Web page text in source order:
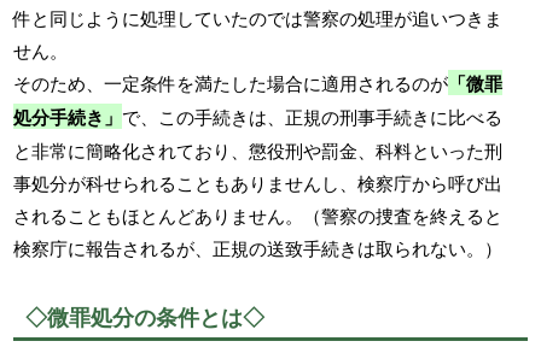
件と同じように処理していたのでは警察の処理が追いつきま
せん。
そのため、一定条件を満たした場合に適用されるのが 「微罪
処分手続き」 で、この手続きは、正規の刑事手続きに比べる
と非常に簡略化されており、懲役刑や罰金、科料といった刑
事処分が科せられることもありませんし、検察庁から呼び出
されることもほとんどありません。（警察の捜査を終えると
検察庁に報告されるが、正規の送致手続きは取られない。）
◇微罪処分の条件とは◇